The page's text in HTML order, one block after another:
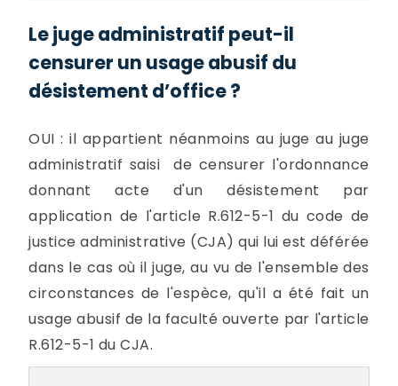
Le juge administratif peut-il
censurer un usage abusif du
désistement d’office ?
OUI : il appartient néanmoins au juge au juge
administratif saisi de censurer l'ordonnance
donnant acte d'un désistement par
application de l'article R.612-5-1 du code de
justice administrative (CJA) qui lui est déférée
dans le cas où il juge, au vu de l'ensemble des
circonstances de l'espèce, qu'il a été fait un
usage abusif de la faculté ouverte par l'article
R.612-5-1 du CJA.